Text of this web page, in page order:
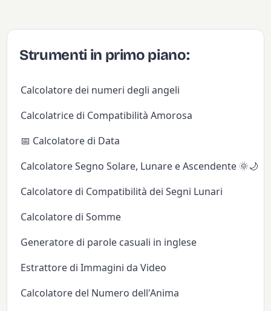
Strumenti in primo piano:
Calcolatore dei numeri degli angeli
Calcolatrice di Compatibilità Amorosa
📅 Calcolatore di Data
Calcolatore Segno Solare, Lunare e Ascendente 🌞🌙✨
Calcolatore di Compatibilità dei Segni Lunari
Calcolatore di Somme
Generatore di parole casuali in inglese
Estrattore di Immagini da Video
Calcolatore del Numero dell'Anima